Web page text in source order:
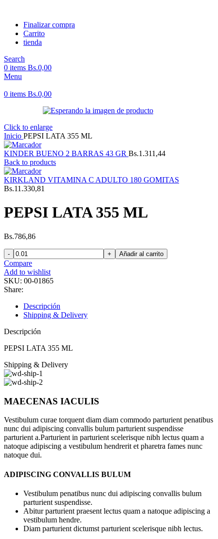
Finalizar compra
Carrito
tienda
Search
0 items Bs.0,00
Menu
0 items Bs.0,00
Click to enlarge
Inicio PEPSI LATA 355 ML
KINDER BUENO 2 BARRAS 43 GR Bs.1.311,44
Back to products
KIRKLAND VITAMINA C ADULTO 180 GOMITAS
Bs.11.330,81
PEPSI LATA 355 ML
Bs.786,86
PEPSI
LATA
355
ML
cantidad
Añadir al carrito
Compare
Add to wishlist
SKU: 00-01865
Share:
Descripción
Shipping & Delivery
Descripción
PEPSI LATA 355 ML
Shipping & Delivery
MAECENAS IACULIS
Vestibulum curae torquent diam diam commodo parturient penatibus
nunc dui adipiscing convallis bulum parturient suspendisse
parturient a.Parturient in parturient scelerisque nibh lectus quam a
natoque adipiscing a vestibulum hendrerit et pharetra fames nunc
natoque dui.
ADIPISCING CONVALLIS BULUM
Vestibulum penatibus nunc dui adipiscing convallis bulum
parturient suspendisse.
Abitur parturient praesent lectus quam a natoque adipiscing a
vestibulum hendre.
Diam parturient dictumst parturient scelerisque nibh lectus.